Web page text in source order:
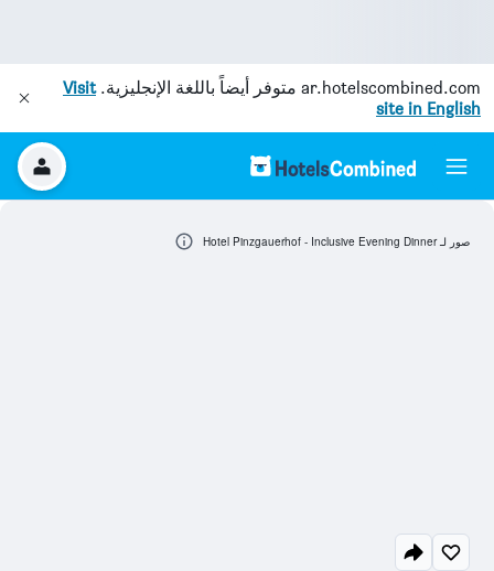
ar.hotelscombined.com متوفر أيضاً باللغة الإنجليزية.Visit
site in English
صور لـ Hotel Pinzgauerhof - Inclusive Evening Dinner